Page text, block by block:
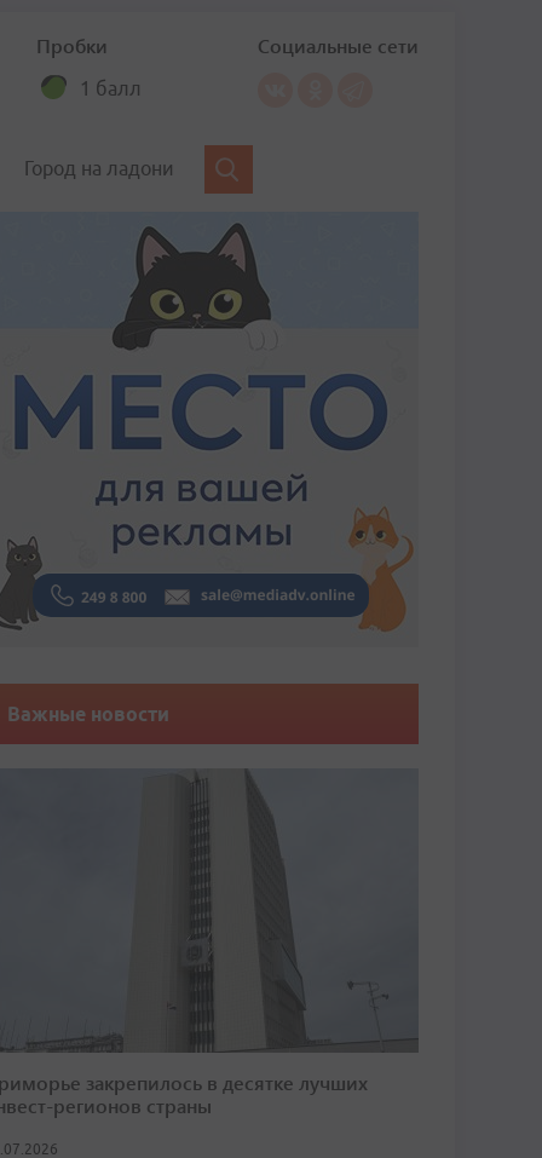
Пробки
1 балл
Социальные сети
Город на ладони
Важные новости
закрепилось в десятке лучших
регионов страны